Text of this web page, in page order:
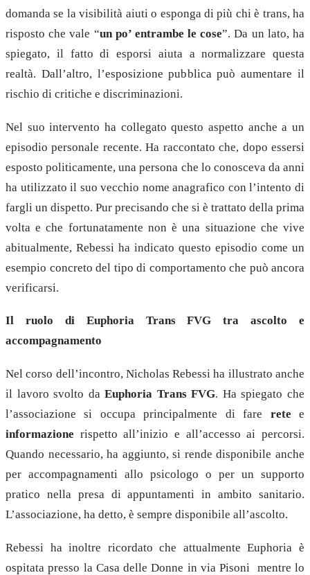
domanda se la visibilità aiuti o esponga di più chi è trans, ha
risposto che vale “un po’ entrambe le cose”. Da un lato, ha
spiegato, il fatto di esporsi aiuta a normalizzare questa
realtà. Dall’altro, l’esposizione pubblica può aumentare il
rischio di critiche e discriminazioni.
Nel suo intervento ha collegato questo aspetto anche a un
episodio personale recente. Ha raccontato che, dopo essersi
esposto politicamente, una persona che lo conosceva da anni
ha utilizzato il suo vecchio nome anagrafico con l’intento di
fargli un dispetto. Pur precisando che si è trattato della prima
volta e che fortunatamente non è una situazione che vive
abitualmente, Rebessi ha indicato questo episodio come un
esempio concreto del tipo di comportamento che può ancora
verificarsi.
Il ruolo di Euphoria Trans FVG tra ascolto e
accompagnamento
Nel corso dell’incontro, Nicholas Rebessi ha illustrato anche
il lavoro svolto daEuphoria Trans FVG. Ha spiegato che
l’associazione si occupa principalmente di fare rete e
informazione rispetto all’inizio e all’accesso ai percorsi.
Quando necessario, ha aggiunto, si rende disponibile anche
per accompagnamenti allo psicologo o per un supporto
pratico nella presa di appuntamenti in ambito sanitario.
L’associazione, ha detto, è sempre disponibile all’ascolto.
Rebessi ha inoltre ricordato che attualmente Euphoria è
ospitata presso la Casa delle Donne in via Pisoni mentre lo